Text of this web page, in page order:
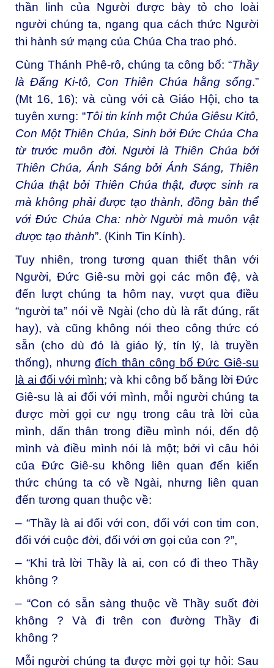
thần linh của Người được bày tỏ cho loài
người chúng ta, ngang qua cách thức Người
thi hành sứ mạng của Chúa Cha trao phó.
Cùng Thánh Phê-rô, chúng ta công bố: “Thầy
là Đấng Ki-tô, Con Thiên Chúa hằng sống.”
(Mt 16, 16); và cùng với cả Giáo Hội, cho ta
tuyên xưng: “Tôi tin kính một Chúa Giêsu Kitô,
Con Một Thiên Chúa, Sinh bởi Đức Chúa Cha
từ trước muôn đời. Người là Thiên Chúa bởi
Thiên Chúa, Ánh Sáng bởi Ánh Sáng, Thiên
Chúa thật bởi Thiên Chúa thật, được sinh ra
mà không phải được tạo thành, đồng bản thể
với Đức Chúa Cha: nhờ Người mà muôn vật
được tạo thành”. (Kinh Tin Kính).
Tuy nhiên, trong tương quan thiết thân với
Người, Đức Giê-su mời gọi các môn đệ, và
đến lượt chúng ta hôm nay, vượt qua điều
“người ta” nói về Ngài (cho dù là rất đúng, rất
hay), và cũng không nói theo công thức có
sẵn (cho dù đó là giáo lý, tín lý, là truyền
thống), nhưngđích thân công bố Đức Giê-su
là ai đối với mình; và khi công bố bằng lời Đức
Giê-su là ai đối với mình, mỗi người chúng ta
được mời gọi cư ngụ trong câu trả lời của
mình, dấn thân trong điều mình nói, đến độ
mình và điều mình nói là một; bởi vì câu hỏi
của Đức Giê-su không liên quan đến kiến
thức chúng ta có về Ngài, nhưng liên quan
đến tương quan thuộc về:
– “Thầy là ai đối với con, đối với con tim con,
đối với cuộc đời, đối với ơn gọi của con ?”,
– “Khi trả lời Thầy là ai, con có đi theo Thầy
không ?
– “Con có sẵn sàng thuộc về Thầy suốt đời
không ? Và đi trên con đường Thầy đi
không ?
Mỗi người chúng ta được mời gọi tự hỏi: Sau